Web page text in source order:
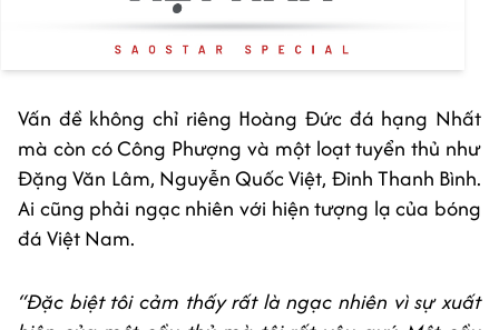
Vấn đề không chỉ riêng Hoàng Đức đá hạng Nhất
mà còn có Công Phượng và một loạt tuyển thủ như
Đặng Văn Lâm, Nguyễn Quốc Việt, Đinh Thanh Bình.
Ai cũng phải ngạc nhiên với hiện tượng lạ của bóng
đá Việt Nam.
“Đặc biệt tôi cảm thấy rất là ngạc nhiên vì sự xuất